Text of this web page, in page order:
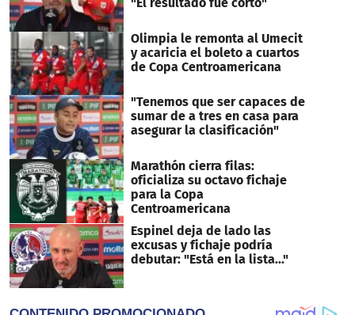
Olimpia le remonta al Umecit
y acaricia el boleto a cuartos
de Copa Centroamericana
"Tenemos que ser capaces de
sumar de a tres en casa para
asegurar la clasificación"
Marathón cierra filas:
oficializa su octavo fichaje
para la Copa
Centroamericana
Espinel deja de lado las
excusas y fichaje podría
debutar: "Está en la lista..."